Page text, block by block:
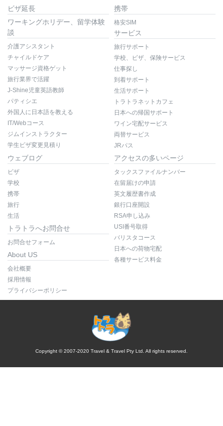
ビザ延長
ワーキングホリデー、留学体験
談
介護アシスタント
チャイルドケア
マッサージ資格ゲット
旅行業界で活躍
J-Shine児童英語教師
パティシエ
外国人に日本語を教える
IT/Webコース
ジムインストラクター
学生ビザ変更見積り
携帯
格安SIM
サービス
旅行サポート
学校、ビザ、保険サービス
仕事探し
到着サポート
生活サポート
トラトラネットカフェ
日本への帰国サポート
ワイン宅配サービス
両替サービス
JRパス
ウェブログ
ビザ
学校
携帯
旅行
生活
トラトラへお問合せ
お問合せフォーム
About US
会社概要
採用情報
プライバシーポリシー
アクセスの多いページ
タックスファイルナンバー
在留届けの申請
英文履歴書作成
銀行口座開設
RSA申し込み
USI番号取得
バリスタコース
日本への荷物宅配
各種サービス料金
Copyright © 2007-2020 Travel & Travel Pty Ltd. All rights reserved.